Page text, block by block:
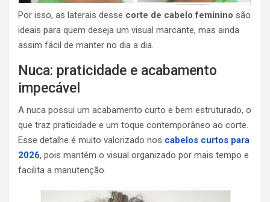
Por isso, as laterais desse corte de cabelo feminino são
ideais para quem deseja um visual marcante, mas ainda
assim fácil de manter no dia a dia.
Nuca: praticidade e acabamento
impecável
A nuca possui um acabamento curto e bem estruturado, o
que traz praticidade e um toque contemporâneo ao corte.
Esse detalhe é muito valorizado nos cabelos curtos para
2026, pois mantém o visual organizado por mais tempo e
facilita a manutenção.